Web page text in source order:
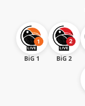
BiG 1 BiG 2